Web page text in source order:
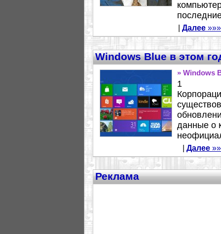
Далее »»»
Windows Blue в этом
» Windows
1
данные о
Далее
Реклама